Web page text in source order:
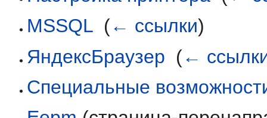
MSSQL (← ссылки)
ЯндексБраузер (←
Специальные